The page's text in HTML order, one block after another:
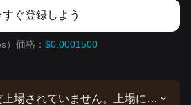
すぐ登録しよう
）価格： $0.0001500
場されていません。上場に関